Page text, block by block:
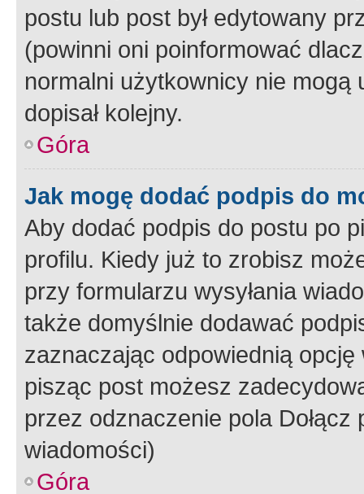
postu lub post był edytowany
(powinni oni poinformować
normalni użytkownicy nie
dopisał kolejny.
Góra
Jak mogę dodać podpis do
Aby dodać podpis do postu po
profilu. Kiedy już to zrobisz
przy formularzu wysyłania
także domyślnie dodawać
zaznaczając odpowiednią
pisząc post możesz
przez odznaczenie pola
wiadomości)
Góra